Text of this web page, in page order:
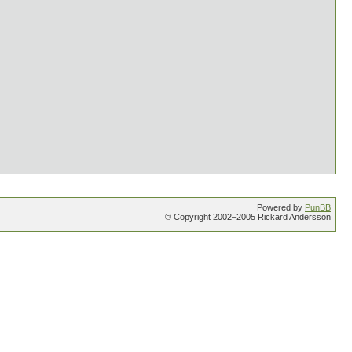
Powered by PunBB
© Copyright 2002–2005 Rickard Andersson